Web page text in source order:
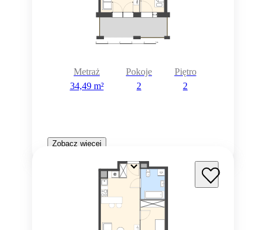
Metraż
34,49 m²
Pokoje
2
Piętro
2
Zobacz więcej